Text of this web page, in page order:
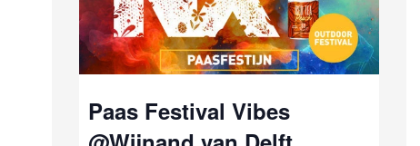
Paas Festival Vibes